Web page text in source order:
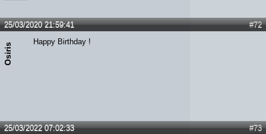
#72
25/03/2020 21:59:41
Osiris
Happy Birthday !
#73
25/03/2022 07:02:33